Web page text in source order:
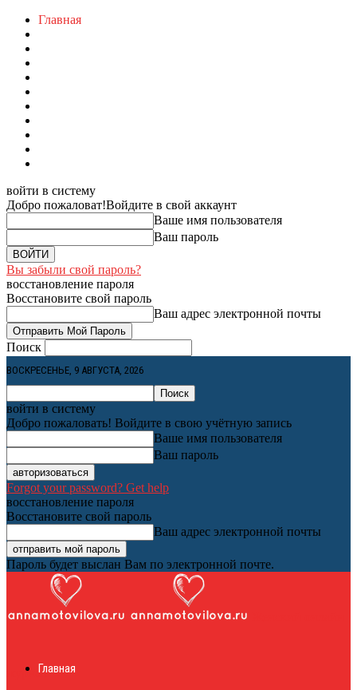
Главная
войти в систему
Добро пожаловат!Войдите в свой аккаунт
Ваше имя пользователя
Ваш пароль
Вы забыли свой пароль?
восстановление пароля
Восстановите свой пароль
Ваш адрес электронной почты
Поиск
ВОСКРЕСЕНЬЕ, 9 АВГУСТА, 2026
войти в систему
Добро пожаловать! Войдите в свою учётную запись
Ваше имя пользователя
Ваш пароль
Forgot your password? Get help
восстановление пароля
Восстановите свой пароль
Ваш адрес электронной почты
Пароль будет выслан Вам по электронной почте.
журналГлавная